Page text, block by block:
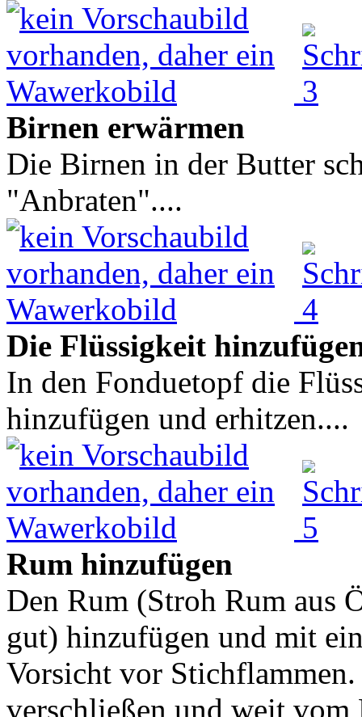
Birnen erwärmen
Die Birnen in der Butter
"Anbraten"....
Die Flüssigkeit
In den Fonduetopf die
hinzufügen und erhitzen....
Rum hinzufügen
Den Rum (Stroh Rum aus
gut) hinzufügen und mit
Vorsicht vor
verschließen und weit vom